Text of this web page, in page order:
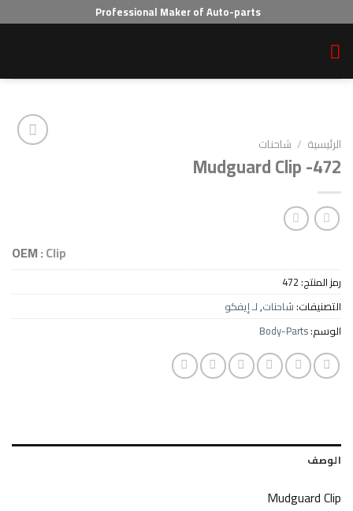
Professional Maker of Auto-parts
شاحنات
Mudguard
,لـ إيفكو
Body-